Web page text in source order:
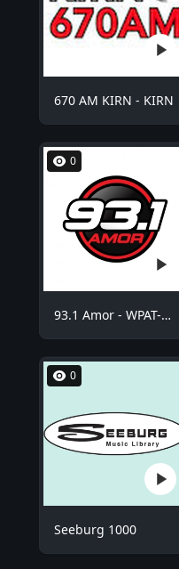
670 AM KIRN - KIRN
0
93.1 Amor - WPAT-FM
0
Seeburg 1000